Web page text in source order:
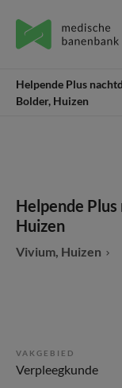
Helpende Plus
Bolder, Huizen
Helpende
Huizen
Vivium, Huizen
VAKGEBIED
Verpleegkunde